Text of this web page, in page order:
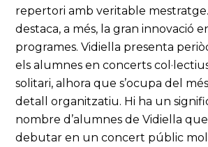
repertori amb veritable
destaca, a més, la gran innovació
programes. Vidiella presenta
els alumnes en concerts
solitari, alhora que s’ocupa del
detall organitzatiu. Hi ha un
nombre d’alumnes de Vidiella
debutar en un concert públic